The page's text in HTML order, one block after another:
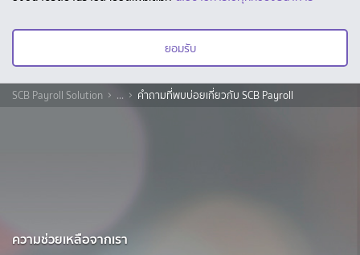
ยอมรับ
SCB Payroll Solution ... คำถามที่พบบ่อยเกี่ยวกับ SCB Payroll
ความช่วยเหลือจากเรา